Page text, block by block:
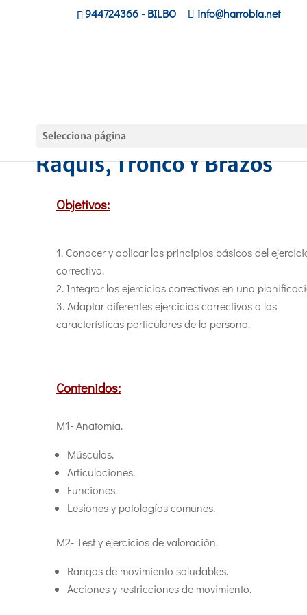
944724366- BILBO info@harrobia.net
Selecciona página
Ejercicio Correctivo:
Raquis, Tronco Y Brazos
Objetivos:
Conocer y aplicar los principios básicos del
correctivo.
Integrar los ejercicios correctivos en una
Adaptar diferentes ejercicios correctivos a las
características particulares de la persona.
Contenidos:
M1- Anatomía.
Músculos.
Articulaciones.
Funciones.
Lesiones y patologías comunes.
M2- Test y ejercicios de valoración.
Rangos de movimiento saludables.
Acciones y restricciones de movimiento.